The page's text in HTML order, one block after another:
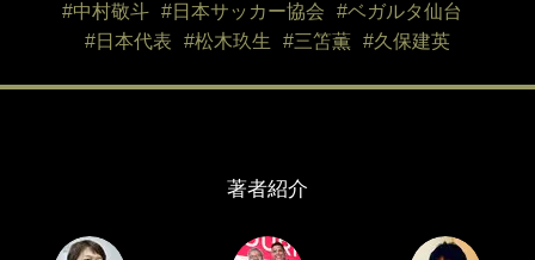
#中村敬斗
#日本サッカー協会
#ベガルタ仙台
#日本代表
#松木玖生 #三笘薫 #久保建英
著者紹介